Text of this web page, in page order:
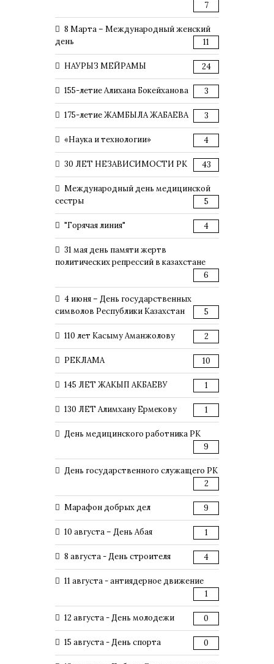
7
8 Марта – Международный женский
день
11
НАУРЫЗ МЕЙРАМЫ 24
155-летие Алихана Бокейханова 3
175-летие ЖАМБЫЛА ЖАБАЕВА 3
«Наука и технологии» 4
30 ЛЕТ НЕЗАВИСИМОСТИ РК 43
Международный день медицинской
сестры
5
"Горячая линия" 4
31 мая день памяти жертв
политических репрессий в казахстане
6
4 июня – День государственных
символов Республики Казахстан
5
110 лет Касыму Аманжолову 2
РЕКЛАМА 10
145 ЛЕТ ЖАКЫП АКБАЕВУ 1
130 ЛЕТ Алимхану Ермекову 1
День медицинского работника РК
9
День государственного служащего РК
2
Марафон добрых дел 9
10 августа – День Абая 1
8 августа - День строителя 4
11 августа - антиядерное движение
1
12 августа - День молодежи 0
15 августа - День спорта 0